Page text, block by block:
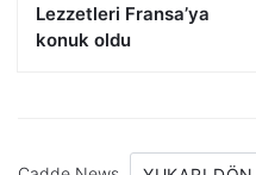
Lezzetleri Fransa’ya
konuk oldu